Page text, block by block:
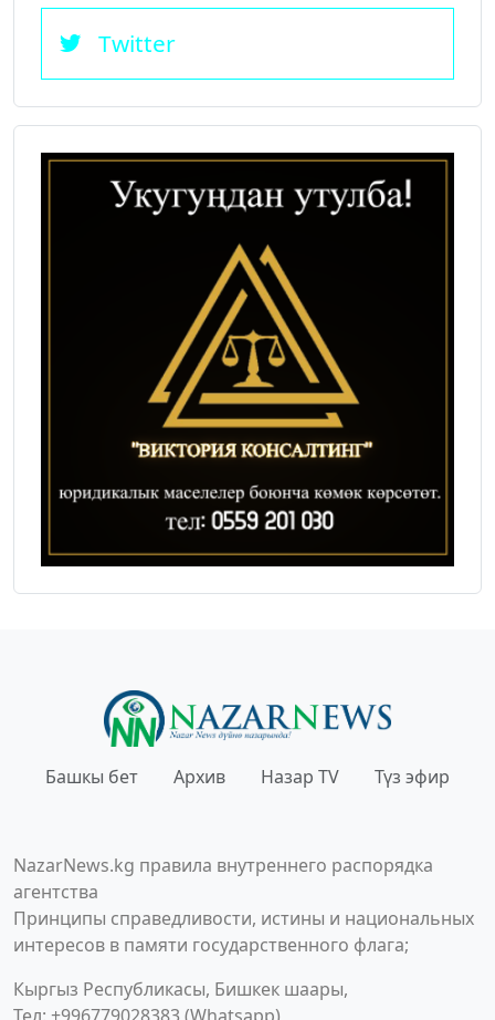
Twitter
Башкы бет Архив Назар TV Түз эфир
NazarNews.kg правила внутреннего распорядка
агентства
Принципы справедливости, истины и национальных
интересов в памяти государственного флага;
Кыргыз Республикасы, Бишкек шаары,